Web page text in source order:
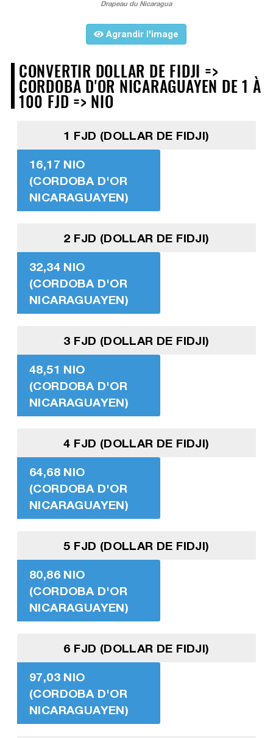
Drapeau du Nicaragua
Agrandir l'image
CONVERTIR DOLLAR DE FIDJI =>
CORDOBA D'OR NICARAGUAYEN DE 1 À
100 FJD => NIO
1 FJD (DOLLAR DE FIDJI)
16,17 NIO
(CORDOBA D'OR
NICARAGUAYEN)
2 FJD (DOLLAR DE FIDJI)
32,34 NIO
(CORDOBA D'OR
NICARAGUAYEN)
3 FJD (DOLLAR DE FIDJI)
48,51 NIO
(CORDOBA D'OR
NICARAGUAYEN)
4 FJD (DOLLAR DE FIDJI)
64,68 NIO
(CORDOBA D'OR
NICARAGUAYEN)
5 FJD (DOLLAR DE FIDJI)
80,86 NIO
(CORDOBA D'OR
NICARAGUAYEN)
6 FJD (DOLLAR DE FIDJI)
97,03 NIO
(CORDOBA D'OR
NICARAGUAYEN)